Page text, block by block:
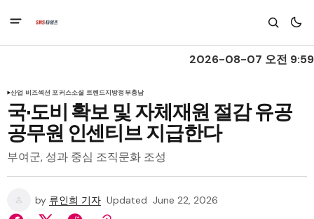
2026-08-07 오전 9:59
산업 비즈섹션 포커스소셜 트렌드지방정부충남
국·도비 확보 및 자체재원 절감 유공
공무원 인센티브 지급한다
부여군, 성과 중심 조직문화 조성
by 류인희 기자 Updated June 22, 2026